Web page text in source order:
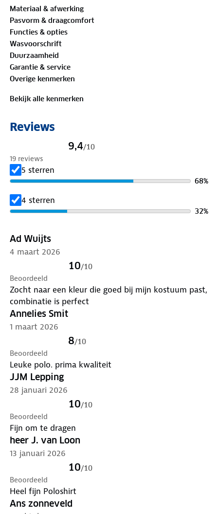
geheel. En kijk eens naar die korte mouwen –
supernetjes afgewerkt. Draag de Clarke polo, en laat
de dag beginnen.
Materiaal:
100%biologisch katoen
Is je kleding aan vervanging toe? Lever het in bij
Materiaal & afwerking
Pasvorm & draagcomfort
Functies & opties
Wasvoorschrift
Duurzaamheid
Garantie & service
Overige kenmerken
Bekijk alle kenmerken
Reviews
9,4/10
19 reviews
5 sterren
68%
4 sterren
32%
Ad Wuijts
4 maart 2026
10/10
Beoordeeld
Zocht naar een kleur die goed bij mijn kostuum past,
combinatie is perfect
Annelies Smit
1 maart 2026
8/10
Beoordeeld
Leuke polo. prima kwaliteit
JJM Lepping
28 januari 2026
10/10
Beoordeeld
Fijn om te dragen
heer J. van Loon
13 januari 2026
10/10
Beoordeeld
Heel fijn Poloshirt
Ans zonneveld